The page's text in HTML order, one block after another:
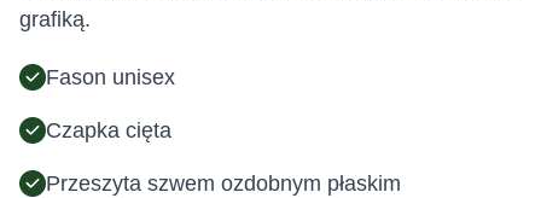
grafiką.
Fason unisex
Czapka cięta
Przeszyta szwem ozdobnym płaskim